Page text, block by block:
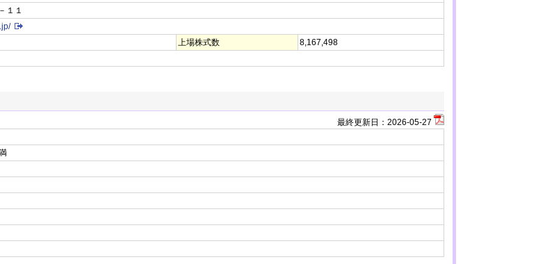
１１
上場株式数
8,167,498
最終更新日： 2026-05-27